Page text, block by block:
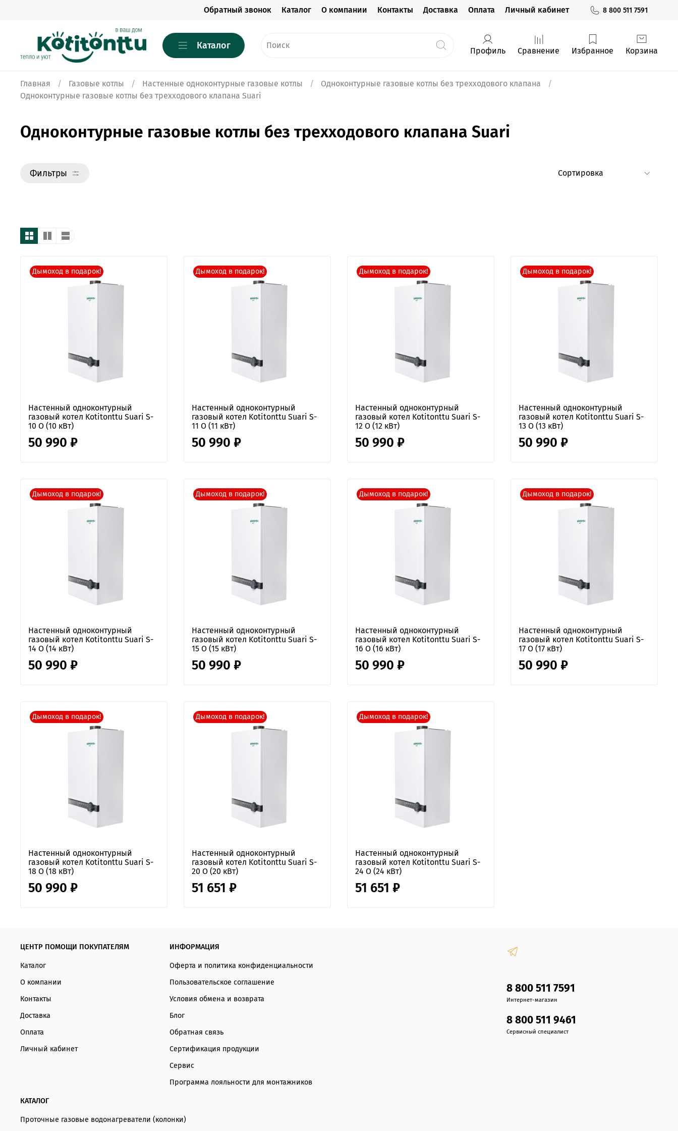
Обратный звонок Каталог О компании Контакты Доставка Оплата Личный кабинет 8 800 511 7591
Каталог Профиль Сравнение Избранное Корзина
Главная Газовые котлы Настенные одноконтурные газовые котлы
Одноконтурные газовые котлы без трехходового клапана
Одноконтурные газовые котлы без трехходового клапана Suari
Одноконтурные газовые котлы без трехходового клапана Suari
Фильтры
Дымоход в подарок!
Настенный одноконтурный
газовый котел Kotitonttu Suari S-
10 O (10 кВт)
50 990 ₽
Дымоход в подарок!
Настенный одноконтурный
газовый котел Kotitonttu Suari S-
11 O (11 кВт)
50 990 ₽
Дымоход в подарок!
Настенный одноконтурный
газовый котел Kotitonttu Suari S-
12 O (12 кВт)
50 990 ₽
Дымоход в подарок!
Настенный одноконтурный
газовый котел Kotitonttu Suari S-
13 O (13 кВт)
50 990 ₽
Дымоход в подарок!
Настенный одноконтурный
газовый котел Kotitonttu Suari S-
14 O (14 кВт)
50 990 ₽
Дымоход в подарок!
Настенный одноконтурный
газовый котел Kotitonttu Suari S-
15 O (15 кВт)
50 990 ₽
Дымоход в подарок!
Настенный одноконтурный
газовый котел Kotitonttu Suari S-
16 O (16 кВт)
50 990 ₽
Дымоход в подарок!
Настенный одноконтурный
газовый котел Kotitonttu Suari S-
17 O (17 кВт)
50 990 ₽
Дымоход в подарок!
Настенный одноконтурный
газовый котел Kotitonttu Suari S-
18 O (18 кВт)
50 990 ₽
Дымоход в подарок!
Настенный одноконтурный
газовый котел Kotitonttu Suari S-
20 O (20 кВт)
51 651 ₽
Дымоход в подарок!
Настенный одноконтурный
газовый котел Kotitonttu Suari S-
24 O (24 кВт)
51 651 ₽
ЦЕНТР ПОМОЩИ ПОКУПАТЕЛЯМ
Каталог
О компании
Контакты
Доставка
Оплата
Личный кабинет
ИНФОРМАЦИЯ
Оферта и политика конфиденциальности
Пользовательское соглашение
Условия обмена и возврата
Блог
Обратная связь
Сертификация продукции
Сервис
Программа лояльности для монтажников
КАТАЛОГ
Проточные газовые водонагреватели (колонки)
8 800 511 7591
Интернет-магазин
8 800 511 9461
Сервисный специалист